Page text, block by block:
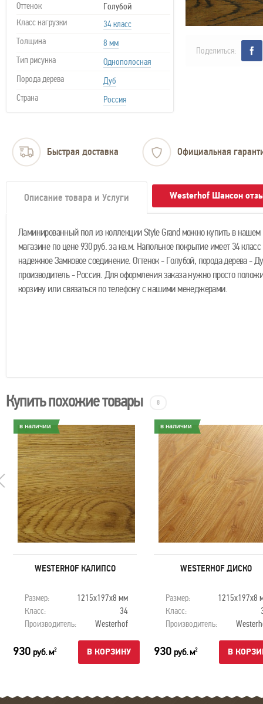
Оттенок
Голубой
Класс нагрузки
34 класс
Толщина
8 мм
Тип рисунка
Однополосная
Порода дерева
Дуб
Страна
Россия
Поделиться:
Быстрая доставка Официальная
Описание товара и Услуги Westerhof Шансон
Ламинированный пол из коллекции Style Grand можно купить в нашем
магазине по цене 930 руб. за кв.м. Напольное покрытие имеет 34
надежное Замковое соединение. Оттенок - Голубой, порода дерева -
производитель - Россия. Для оформления заказа нужно просто
корзину или связаться по телефону с нашими менеджерами.
Купить похожие товары 8
в наличии
WESTERHOF КАЛИПСО
Размер:
1215х197х8 мм
Класс:
34
Производитель:
Westerhof
930 руб. м2 В КОРЗИНУ
в наличии
WESTERHOF ДИСКО
Размер:
1215х197х8
Класс:
Производитель:
930 руб. м2 В